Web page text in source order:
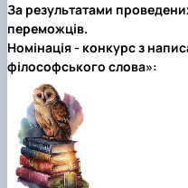
За результатами
переможців.
Номінація - конкурс з
філософського слова»: